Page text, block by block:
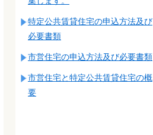
特定公共賃貸住宅の申込方法及び
必要書類
市営住宅の申込方法及び必要書類
市営住宅と特定公共賃貸住宅の概
要